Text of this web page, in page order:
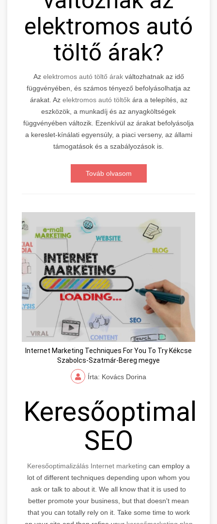
elektromos autó
töltő árak?
Az elektromos autó töltő árakváltozhatnak az idő
függvényében, és számos tényező befolyásolhatja az
árakat. Az elektromos autó töltőkára a telepítés, az
eszközök, a munkadíj és az anyagköltségek
függvényében változik. Ezenkívül az árakat befolyásolja
a kereslet-kínálati egyensúly, a piaci verseny, az állami
támogatások és a szabályozások is.
Továb olvasom
Internet Marketing Techniques For You To Try Kékcse
Szabolcs-Szatmár-Bereg megye
Írta: Kovács Dorina
SEO
Keresőoptimalizálás Internet marketing can employ a
lot of different techniques depending upon whom you
ask or talk to about it. We all know that it is used to
better promote your business, but that doesn't mean
that you can totally rely on it. Take some time to work